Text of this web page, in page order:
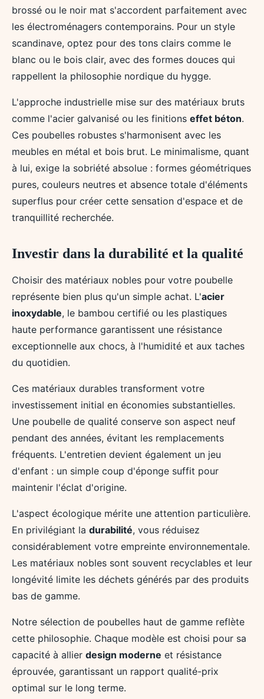
brossé ou le noir mat s'accordent parfaitement avec
les électroménagers contemporains. Pour un style
scandinave, optez pour des tons clairs comme le
blanc ou le bois clair, avec des formes douces qui
rappellent la philosophie nordique du hygge.
L'approche industrielle mise sur des matériaux bruts
comme l'acier galvanisé ou les finitions effet béton.
Ces poubelles robustes s'harmonisent avec les
meubles en métal et bois brut. Le minimalisme, quant
à lui, exige la sobriété absolue : formes géométriques
pures, couleurs neutres et absence totale d'éléments
superflus pour créer cette sensation d'espace et de
tranquillité recherchée.
Investir dans la durabilité et la qualité
Choisir des matériaux nobles pour votre poubelle
représente bien plus qu'un simple achat. L'acier
inoxydable, le bambou certifié ou les plastiques
haute performance garantissent une résistance
exceptionnelle aux chocs, à l'humidité et aux taches
du quotidien.
Ces matériaux durables transforment votre
investissement initial en économies substantielles.
Une poubelle de qualité conserve son aspect neuf
pendant des années, évitant les remplacements
fréquents. L'entretien devient également un jeu
d'enfant : un simple coup d'éponge suffit pour
maintenir l'éclat d'origine.
L'aspect écologique mérite une attention particulière.
En privilégiant la durabilité, vous réduisez
considérablement votre empreinte environnementale.
Les matériaux nobles sont souvent recyclables et leur
longévité limite les déchets générés par des produits
bas de gamme.
Notre sélection de poubelles haut de gamme reflète
cette philosophie. Chaque modèle est choisi pour sa
capacité à allier design moderne et résistance
éprouvée, garantissant un rapport qualité-prix
optimal sur le long terme.